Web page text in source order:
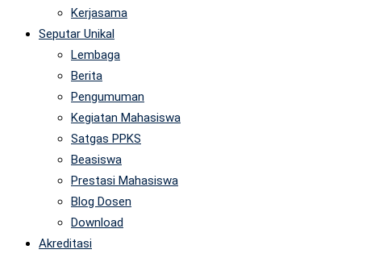
Kerjasama
Seputar Unikal
Lembaga
Berita
Pengumuman
Kegiatan Mahasiswa
Satgas PPKS
Beasiswa
Prestasi Mahasiswa
Blog Dosen
Download
Akreditasi